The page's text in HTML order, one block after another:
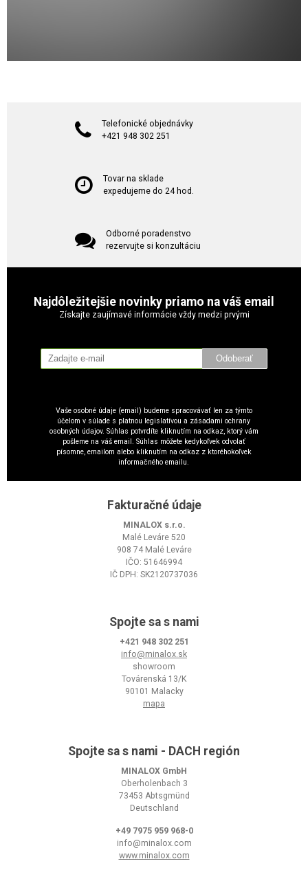
Telefonické objednávky
+421 948 302 251
Tovar na sklade
expedujeme do 24 hod.
Odborné poradenstvo
rezervujte si konzultáciu
Najdôležitejšie novinky priamo na váš email
Získajte zaujímavé informácie vždy medzi prvými
Odoberať
Vaše osobné údaje (email) budeme spracovávať len za týmto
účelom v súlade s platnou legislatívou a zásadami ochrany
osobných údajov. Súhlas potvrdíte kliknutím na odkaz, ktorý vám
pošleme na váš email. Súhlas môžete kedykoľvek odvolať
písomne, emailom alebo kliknutím na odkaz z ktoréhokoľvek
informačného emailu.
Fakturačné údaje
MINALOX s.r.o.
Malé Leváre 520
908 74 Malé Leváre
IČO: 51646994
IČ DPH: SK2120737036
Spojte sa s nami
+421 948 302 251
info@minalox.sk
showroom
Továrenská 13/K
90101 Malacky
mapa
Spojte sa s nami - DACH región
MINALOX GmbH
Oberholenbach 3
73453 Abtsgmünd
Deutschland
+49 7975 959 968-0
info@minalox.com
www.minalox.com